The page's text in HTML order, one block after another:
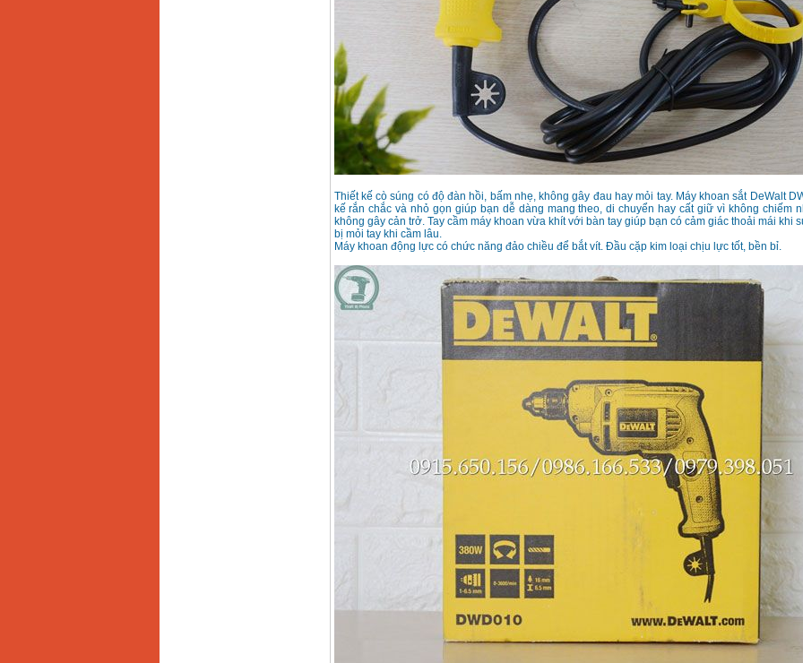
Thiết kế cò súng có độ đàn hồi, bấm nhẹ, không gây đau hay mỏi tay. Máy khoan sắt DeWalt
kế rắn chắc và nhỏ gọn giúp bạn dễ dàng mang theo, di chuyển hay cất giữ vì không chiếm
không gây cản trở. Tay cầm máy khoan vừa khít với bàn tay giúp bạn có cảm giác thoải mái khi
bị mỏi tay khi cầm lâu.
Máy khoan động lực có chức năng đảo chiều để bắt vít. Đầu cặp kim loại chịu lực tốt, bền bỉ.